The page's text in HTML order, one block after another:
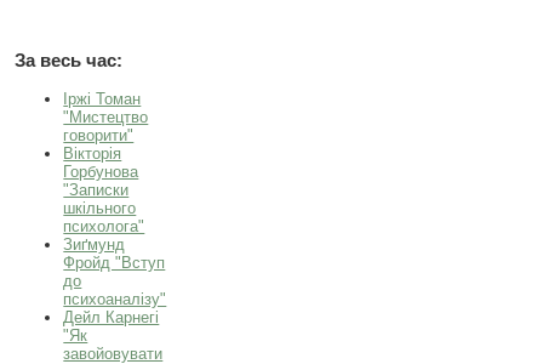
За весь час:
Іржі Томан
"Мистецтво
говорити"
Вікторія
Горбунова
"Записки
шкільного
психолога"
Зиґмунд
Фройд "Вступ
до
психоаналізу"
Дейл Карнегі
"Як
завойовувати